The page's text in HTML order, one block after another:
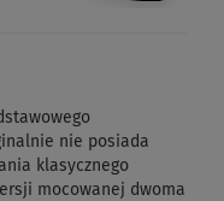
nie posiada
klasycznego
mocowanej dwoma